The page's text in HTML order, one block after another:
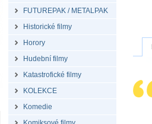
FUTUREPAK / METALPAK
Historické filmy
Horory
Hudební filmy
Katastrofické filmy
KOLEKCE
Komedie